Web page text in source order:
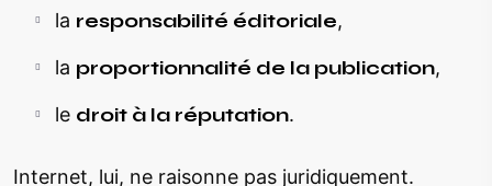
la responsabilité éditoriale,
la proportionnalité de la publication,
le droit à la réputation.
Internet, lui, ne raisonne pas juridiquement.